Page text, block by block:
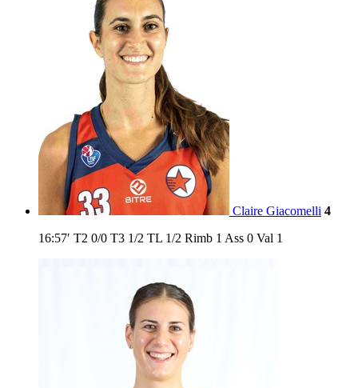
Claire Giacomelli 4
16:57′ T2 0/0 T3 1/2 TL 1/2 Rimb 1 Ass 0 Val 1